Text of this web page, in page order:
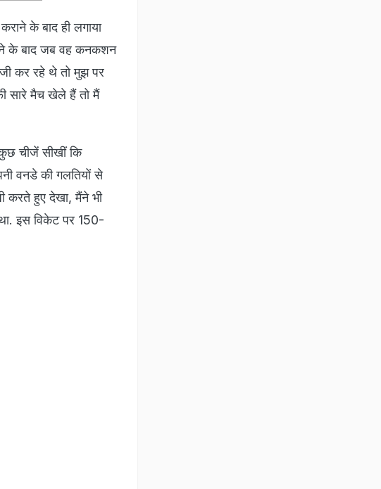
के बाद ही लगाया
के बाद जब वह कनकशन
कर रहे थे तो मुझ पर
सारे मैच खेले हैं तो मैं
चीजें सीखीं कि
वनडे की गलतियों से
करते हुए देखा, मैंने भी
इस विकेट पर 150-